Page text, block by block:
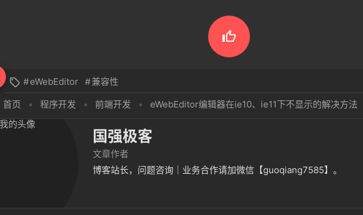

 #eWebEditor #兼容性
首页
• 程序开发 • 前端开发 • eWebEditor编辑器在ie10、ie11下不显示的解决方法
国强极客
文章作者
博客站长，问题咨询｜业务合作请加微信【guoqiang7585】。